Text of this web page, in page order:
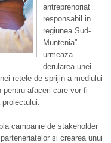
antreprenoriat
responsabil in
regiunea Sud-
Muntenia”
urmeaza
derularea unei
retele de sprijin a mediului
afaceri care vor fi
proiectului.
campanie de stakeholder
si crearea unui